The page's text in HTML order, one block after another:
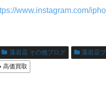
www.instagram.com/
藻岩店 その他ブログ 藻岩店
高価買取